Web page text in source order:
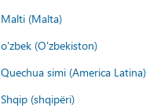
Malti (Malta)
o'zbek (O'zbekiston)
Quechua simi (America Latina)
Shqip (shqipëri)